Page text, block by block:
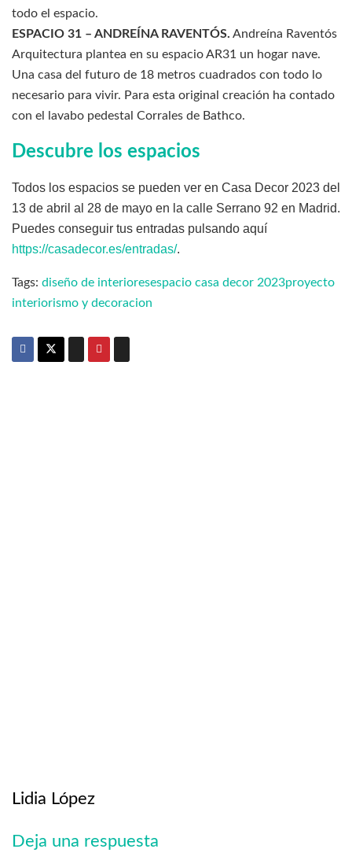
todo el espacio.
ESPACIO 31 – ANDREÍNA RAVENTÓS. Andreína Raventós
Arquitectura plantea en su espacio AR31 un hogar nave.
Una casa del futuro de 18 metros cuadrados con todo lo
necesario para vivir. Para esta original creación ha contado
con el lavabo pedestal Corrales de Bathco.
Descubre los espacios
Todos los espacios se pueden ver en Casa Decor 2023 del
13 de abril al 28 de mayo en la calle Serrano 92 en Madrid.
Puedes conseguir tus entradas pulsando aquí
https://casadecor.es/entradas/.
Tags: diseño de interioresespacio casa decor 2023proyecto
interiorismo y decoracion
Lidia López
Deja una respuesta